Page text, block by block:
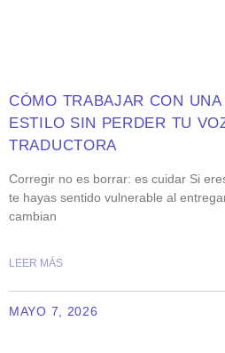
CÓMO TRABAJAR CON
ESTILO SIN PERDER TU
TRADUCTORA
Corregir no es borrar: es cuidar Si
te hayas sentido vulnerable al
cambian
LEER MÁS
MAYO 7, 2026